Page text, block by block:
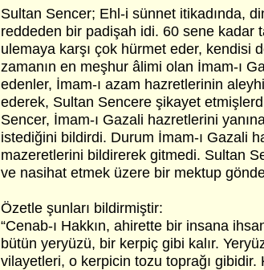
Sultan Sencer; Ehl-i sünnet itikadında,
reddeden bir padişah idi. 60 sene kadar
ulemaya karşı çok hürmet eder, kendisi
zamanın en meşhur âlimi olan İmam-ı
edenler, İmam-ı azam hazretlerinin
ederek, Sultan Sencere şikayet
Sencer, İmam-ı Gazali hazretlerini
istediğini bildirdi. Durum İmam-ı Gazali
mazeretlerini bildirerek gitmedi. Sultan
ve nasihat etmek üzere bir mektup
Özetle şunları bildirmiştir:
“Cenab-ı Hakkın, ahirette bir insana
bütün yeryüzü, bir kerpiç gibi kalır.
vilayetleri, o kerpicin tozu toprağı gibidir.